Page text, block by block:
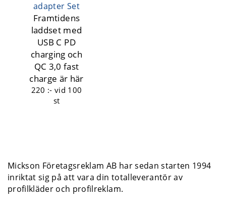
adapter Set
Framtidens
laddset med
USB C PD
charging och
QC 3,0 fast
charge är här
220 :- vid 100
st
Mickson Företagsreklam AB har sedan starten 1994
inriktat sig på att vara din totalleverantör av
profilkläder och profilreklam.